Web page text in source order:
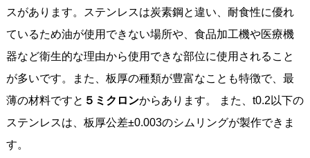
スがあります。ステンレスは炭素鋼と違い、耐食性に優れ
ているため油が使用できない場所や、食品加工機や医療機
器など衛生的な理由から使用できな部位に使用されること
が多いです。また、板厚の種類が豊富なことも特徴で、最
薄の材料ですと ５ミクロンからあります。 また、t0.2以下の
ステンレスは、板厚公差±0.003のシムリングが製作できま
す。